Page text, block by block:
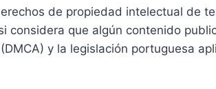
de propiedad intelectual de
considera que algún contenido
(DMCA) y la legislación portuguesa